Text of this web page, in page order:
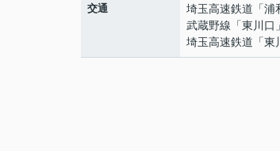
交通 埼玉高速鉄道 「浦
武蔵野線 「東川口
埼玉高速鉄道 「東